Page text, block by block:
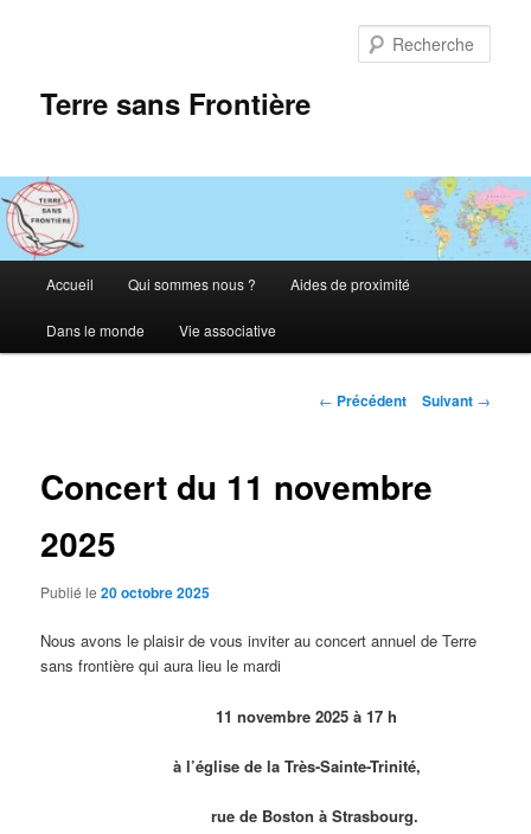
Terre sans Frontière
principal
Accueil Qui sommes nous ? Aides de proximité
Dans le monde Vie associative
Navigation
← Précédent Suivant →
Concert du 11 novembre
2025
Publié le20 octobre 2025
Nous avons le plaisir de vous inviter au concert annuel de Terre
sans frontière qui aura lieu le mardi
11 novembre 2025 à 17 h
à l’église de la Très-Sainte-Trinité,
rue de Boston à Strasbourg.